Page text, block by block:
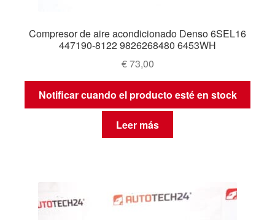
Compresor de aire acondicionado Denso 6SEL16
447190-8122 9826268480 6453WH
€73,00
Notificar cuando el producto esté en stock
Leer más